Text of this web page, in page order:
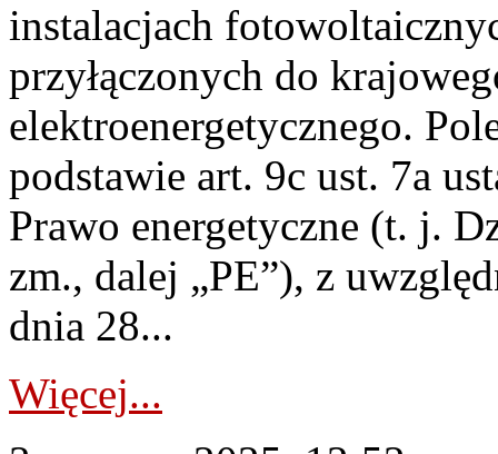
instalacjach
przyłączonych do
elektroenergetycznego.
podstawie art. 9c ust. 7a
Prawo energetyczne (t. j.
zm., dalej „PE”), z
dnia 28...
Więcej...